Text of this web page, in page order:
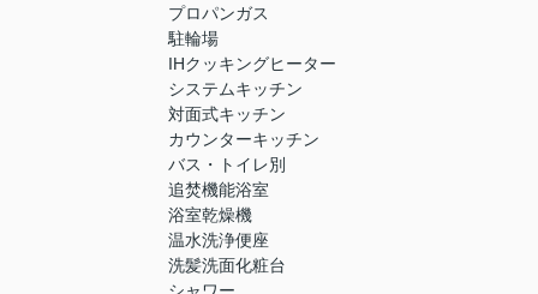
プロパンガス
駐輪場
IHクッキングヒーター
システムキッチン
対面式キッチン
カウンターキッチン
バス・トイレ別
追焚機能浴室
浴室乾燥機
温水洗浄便座
洗髪洗面化粧台